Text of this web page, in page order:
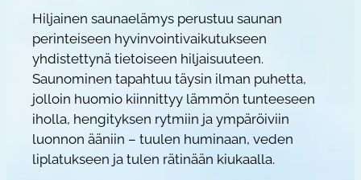
m
Hiljainen saunaelämys perustuu saunan
perinteiseen hyvinvointivaikutukseen
yhdistettynä tietoiseen hiljaisuuteen.
Saunominen tapahtuu täysin ilman puhetta,
jolloin huomio kiinnittyy lämmön tunteeseen
iholla, hengityksen rytmiin ja ympäröiviin
luonnon ääniin – tuulen huminaan, veden
liplatukseen ja tulen rätinään kiukaalla.